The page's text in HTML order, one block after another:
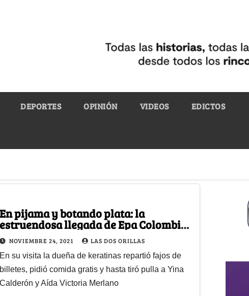
DEPORTES OPINIÓN VIDEOS EDICTOS
En pijama y botando plata: la
estruendosa llegada de Epa Colombia
al restaurante de Luisa Fernanda W
NOVIEMBRE 24, 2021 LAS DOS ORILLAS
En su visita la dueña de keratinas repartió fajos de
billetes, pidió comida gratis y hasta tiró pulla a Yina
Calderón y Aída Victoria Merlano